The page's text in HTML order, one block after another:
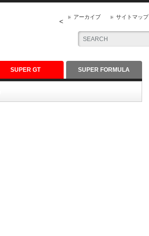
アーカイブ サイトマップ
<
SUPER GT SUPER FORMULA